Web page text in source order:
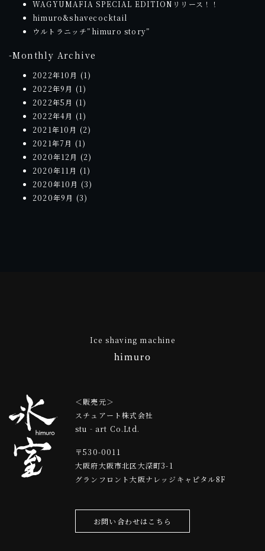
WAGYUMAFIA SPECIAL EDITIONリリース！！
himuro&shavecocktail
ウルトラニッチ”himuro story”
-Monthly Archive
2022年10月 (1)
2022年9月 (1)
2022年5月 (1)
2022年4月 (1)
2021年10月 (2)
2021年7月 (1)
2020年12月 (2)
2020年11月 (1)
2020年10月 (3)
2020年9月 (3)
Ice shaving machine
himuro
＜販売元＞
スチュアート株式会社
stu‐art Co.Ltd.
〒530-0011
大阪府大阪市北区大深町3-1
グランフロント⼤阪ナレッジキャピタル8F
お問い合わせはこちら